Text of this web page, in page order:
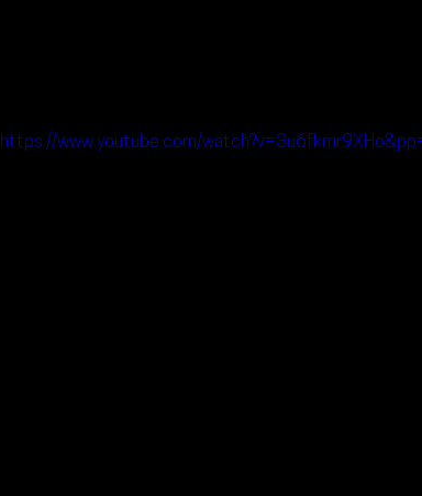
https://www.youtube.com/